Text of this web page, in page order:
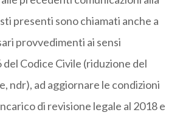
presenti sono chiamati anche a
provvedimenti ai sensi
del Codice Civile (riduzione del
ndr), ad aggiornare le condizioni
di revisione legale al 2018 e